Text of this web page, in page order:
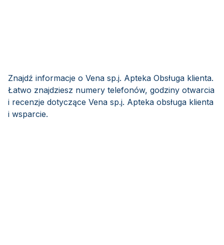
Znajdź informacje o Vena sp.j. Apteka Obsługa klienta.
Łatwo znajdziesz numery telefonów, godziny otwarcia
i recenzje dotyczące Vena sp.j. Apteka obsługa klienta
i wsparcie.